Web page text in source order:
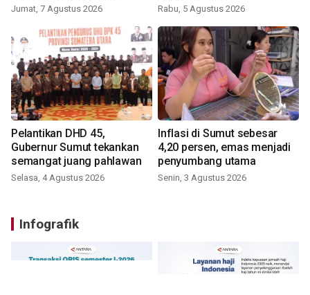
Jumat, 7 Agustus 2026 Rabu, 5 Agustus 2026
Pelantikan DHD 45,
Gubernur Sumut tekankan
semangat juang pahlawan
Selasa, 4 Agustus 2026
Inflasi di Sumut sebesar
4,20 persen, emas menjadi
penyumbang utama
Senin, 3 Agustus 2026
Infografik